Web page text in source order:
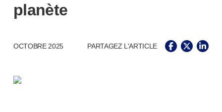
Unilet
Amielle
Care
planète
OCTOBRE 2025 PARTAGEZ L'ARTICLE